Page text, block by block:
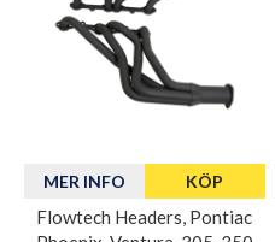
MER INFO KÖP
Flowtech Headers, Pontiac